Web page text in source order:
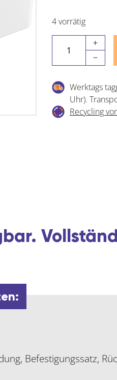
4 vorrätig
BOCH
636001R1
mm,
Werktags
Uhr).
Recycling
Befestigungssatz,